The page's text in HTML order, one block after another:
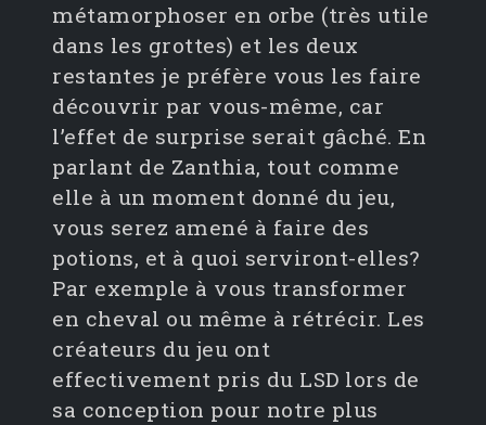
métamorphoser en orbe (très utile
dans les grottes) et les deux
restantes je préfère vous les faire
découvrir par vous-même, car
l’effet de surprise serait gâché. En
parlant de Zanthia, tout comme
elle à un moment donné du jeu,
vous serez amené à faire des
potions, et à quoi serviront-elles?
Par exemple à vous transformer
en cheval ou même à rétrécir. Les
créateurs du jeu ont
effectivement pris du LSD lors de
sa conception pour notre plus